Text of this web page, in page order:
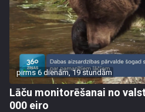
pirms 6 dienām, 19 stundām
Lāču monitorēšanai no
000 eiro